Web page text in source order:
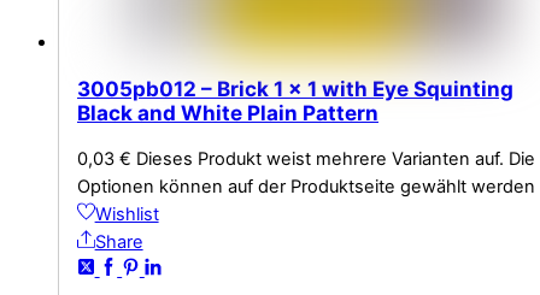
3005pb012 – Brick 1 x 1 with Eye Squinting
Black and White Plain Pattern
0,03 € Dieses Produkt weist mehrere Varianten auf. Die
Optionen können auf der Produktseite gewählt werden
Wishlist
Share